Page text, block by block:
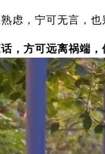
虑，宁可无言，也
，方可远离祸端，